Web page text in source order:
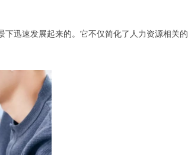
迅速发展起来的。它不仅简化了人力资源相关的